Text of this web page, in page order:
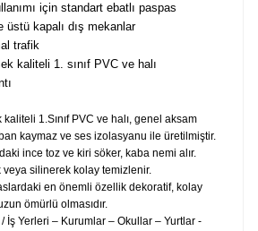
için standart ebatlı paspas
üstü kapalı dış mekanlar
trafik
kaliteli 1. sınıf PVC ve halı
1.Sınıf PVC ve halı, genel aksam
kaymaz ve ses izolasyanu ile üretilmiştir.
ince toz ve kiri söker, kaba nemi alır.
veya silinerek kolay temizlenir.
en önemli özellik dekoratif, kolay
ömürlü olmasıdır.
İş Yerleri – Kurumlar – Okullar – Yurtlar -